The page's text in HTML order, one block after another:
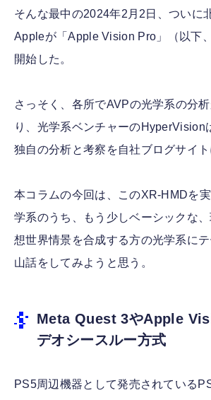
そんな最中の2024年2月2日、ついに
Appleが「Apple Vision Pro」（以下
開始した。
さっそく、各所でAVPの光学系の分
り、光学系ベンチャーのHyperVision
独自の分析と考察を自社ブログサイト
本コラムの今回は、このXR-HMDを
学系のうち、もう少しベーシックな
想世界情景を合成する方の光学系に
山話をしてみようと思う。
Meta Quest 3やApple
デオシースルー方式
PS5周辺機器として発売されている